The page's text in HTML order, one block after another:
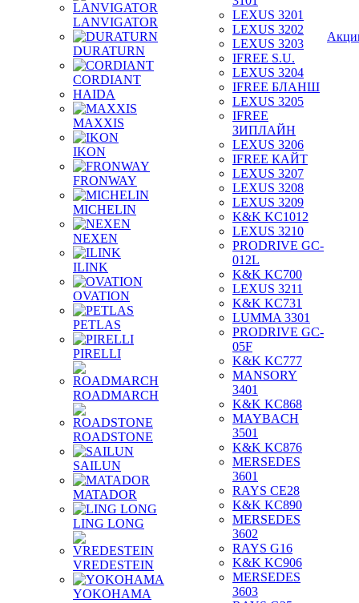
LANVIGATOR
DURATURN
CORDIANT
HAIDA
MAXXIS
IKON
FRONWAY
MICHELIN
NEXEN
ILINK
OVATION
PETLAS
PIRELLI
ROADMARCH
ROADSTONE
SAILUN
MATADOR
LING LONG
VREDESTEIN
YOKOHAMA
LEXUS 3201
LEXUS 3202
LEXUS 3203
IFREE S.U.
LEXUS 3204
IFREE БЛАНШ
LEXUS 3205
IFREE
ЗИПЛАЙН
LEXUS 3206
IFREE КАЙТ
LEXUS 3207
LEXUS 3208
LEXUS 3209
K&K KC1012
LEXUS 3210
PRODRIVE GC-
012L
K&K KC700
LEXUS 3211
K&K KC731
LUMMA 3301
PRODRIVE GC-
05F
K&K KC777
MANSORY
3401
K&K KC868
MAYBACH
3501
K&K KC876
MERSEDES
3601
RAYS CE28
K&K KC890
MERSEDES
3602
RAYS G16
K&K KC906
MERSEDES
3603